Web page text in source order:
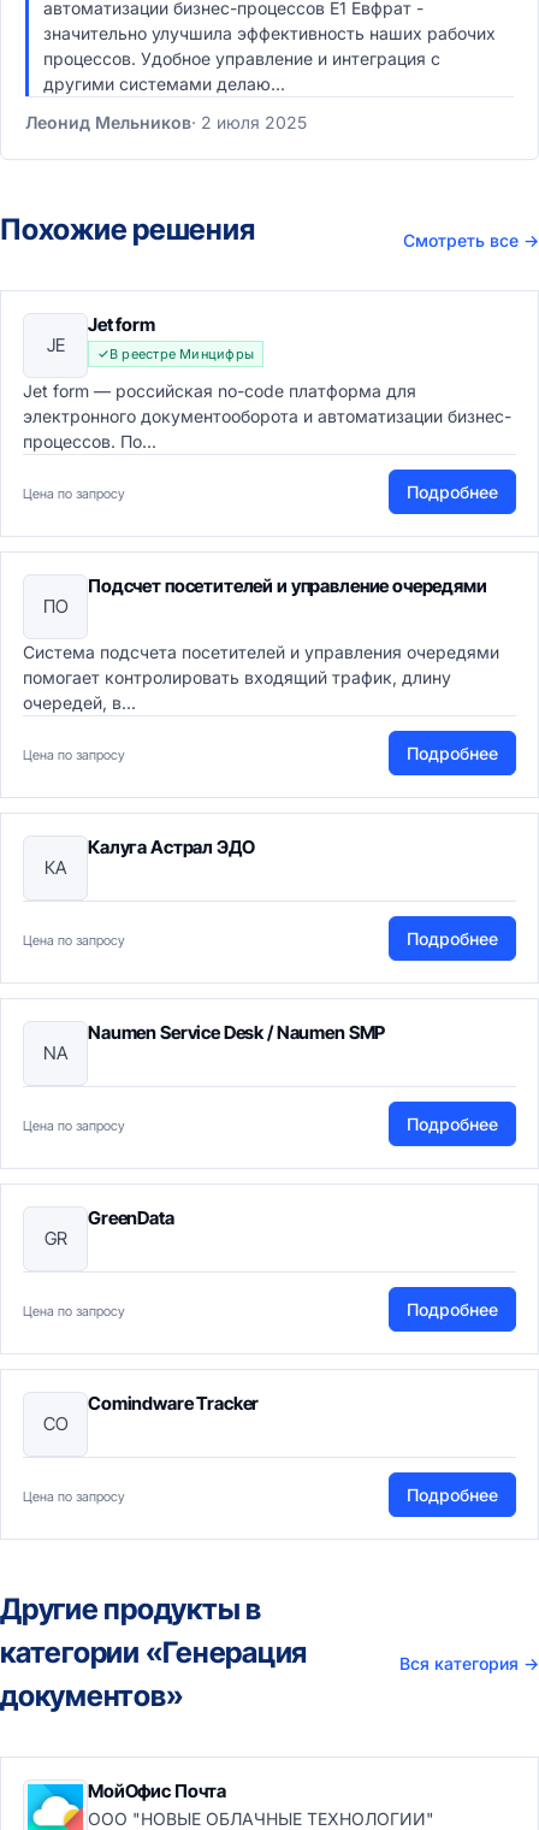
автоматизации бизнес-процессов Е1 Евфрат -
значительно улучшила эффективность наших рабочих
процессов. Удобное управление и интеграция с
другими системами делаю...
Леонид Мельников 2 июля 2025
Похожие решения Смотреть все →
JE
Jet form
В реестре Минцифры
Jet form — российская no-code платформа для
электронного документооборота и автоматизации бизнес-
процессов. По...
Цена по запросу Подробнее
ПО
Подсчет посетителей и управление очередями
Система подсчета посетителей и управления очередями
помогает контролировать входящий трафик, длину
очередей, в...
Цена по запросу Подробнее
КА
Калуга Астрал ЭДО
Цена по запросу Подробнее
NA
Naumen Service Desk / Naumen SMP
Цена по запросу Подробнее
GR
GreenData
Цена по запросу Подробнее
CO
Comindware Tracker
Цена по запросу Подробнее
Другие продукты в
категории «Генерация
документов»
Вся категория →
МойОфис Почта
ООО "НОВЫЕ ОБЛАЧНЫЕ ТЕХНОЛОГИИ"